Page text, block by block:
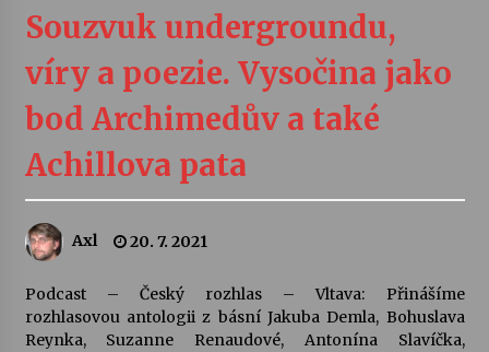
Vernisáž výstavy Josefíny Duškové: Stávám se
30. 7. 2026
Veselí muzikanti
30. 7. 2026
šedesátka: 28. 7.–1. 8. 2026
Letní koncerty ve Stromovce: Kolchoz a
Jenakaši
Souzvuk undergroundu,
víry a poezie. Vysočina jako
bod Archimedův a také
Achillova pata
Axl 20. 7. 2021
Podcast – Český rozhlas – Vltava: Přinášíme
rozhlasovou antologii z básní Jakuba Demla, Bohuslava
Reynka, Suzanne Renaudové, Antonína Slavíčka,